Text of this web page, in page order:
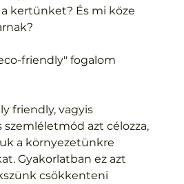
kertünket? És mi köze
friendly" fogalom
friendly, vagyis
azt célozza,
a környezetünkre
Gyakorlatban ez azt
csökkenteni